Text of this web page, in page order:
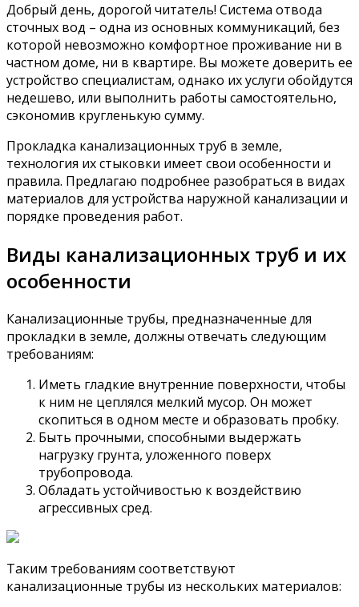
Добрый день, дорогой читатель! Система отвода
сточных вод – одна из основных коммуникаций, без
которой невозможно комфортное проживание ни в
частном доме, ни в квартире. Вы можете доверить ее
устройство специалистам, однако их услуги обойдутся
недешево, или выполнить работы самостоятельно,
сэкономив кругленькую сумму.
Прокладка канализационных труб в земле,
технология их стыковки имеет свои особенности и
правила. Предлагаю подробнее разобраться в видах
материалов для устройства наружной канализации и
порядке проведения работ.
Виды канализационных труб и их
особенности
Канализационные трубы, предназначенные для
прокладки в земле, должны отвечать следующим
требованиям:
Иметь гладкие внутренние поверхности, чтобы
к ним не цеплялся мелкий мусор. Он может
скопиться в одном месте и образовать пробку.
Быть прочными, способными выдержать
нагрузку грунта, уложенного поверх
трубопровода.
Обладать устойчивостью к воздействию
агрессивных сред.
Таким требованиям соответствуют
канализационные трубы из нескольких материалов: